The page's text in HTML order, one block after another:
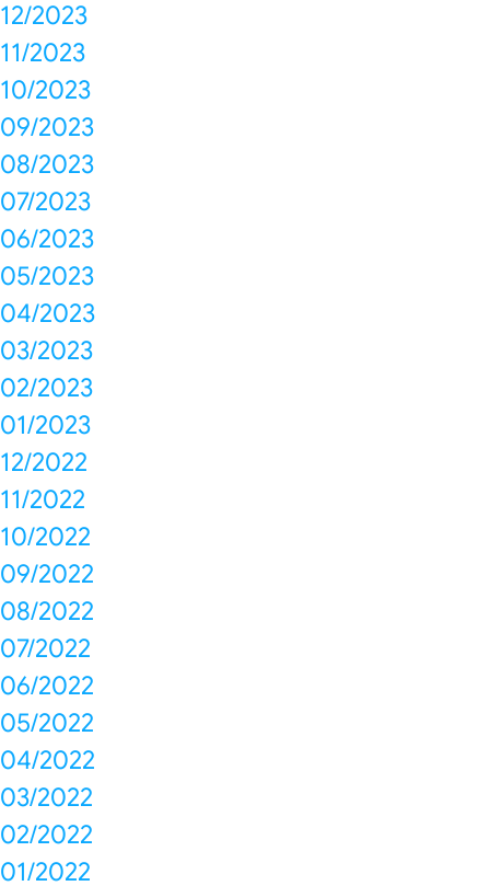
12/2023
11/2023
10/2023
09/2023
08/2023
07/2023
06/2023
05/2023
04/2023
03/2023
02/2023
01/2023
12/2022
11/2022
10/2022
09/2022
08/2022
07/2022
06/2022
05/2022
04/2022
03/2022
02/2022
01/2022